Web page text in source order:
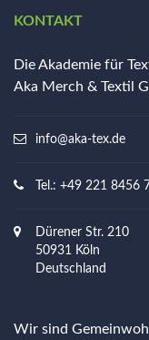
KONTAKT
Die Akademie für
Aka Merch & Textil
info@aka-tex.de
Tel.: +49 221 8456
Dürener Str. 210
50931 Köln
Deutschland
Wir sind